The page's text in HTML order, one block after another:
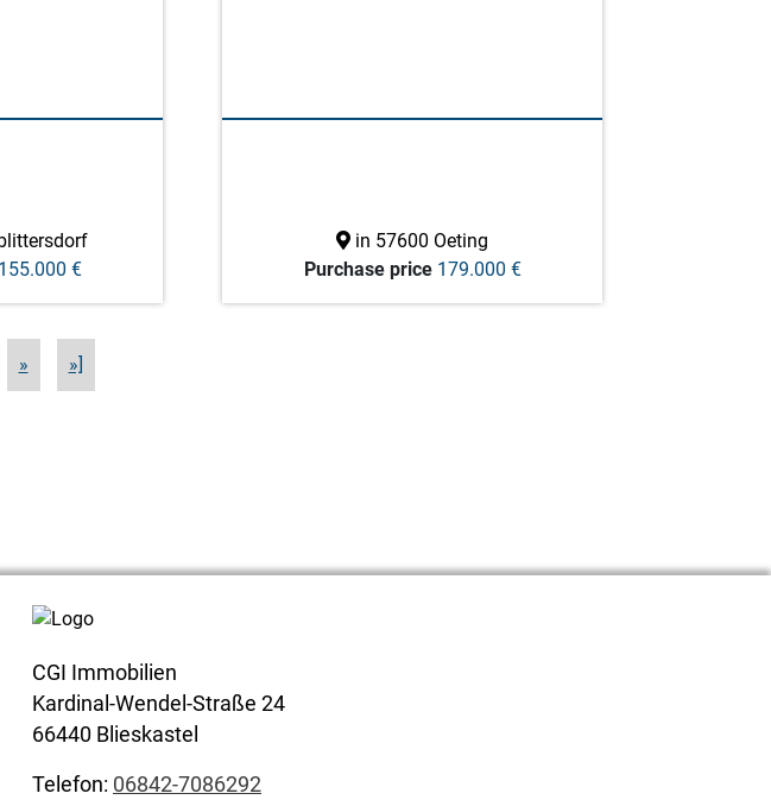
155.000 €
in 57600 Oeting
Purchase price 179.000 €
» »]
CGI Immobilien
Kardinal-Wendel-Straße 24
66440 Blieskastel
Telefon: 06842-7086292